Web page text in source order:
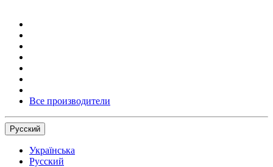
Все производители
Русский
Українська
Русский